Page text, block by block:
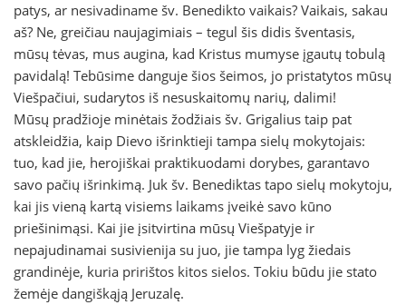
patys, ar nesivadiname šv. Benedikto vaikais? Vaikais, sakau
aš? Ne, greičiau naujagimiais – tegul šis didis šventasis,
mūsų tėvas, mus augina, kad Kristus mumyse įgautų tobulą
pavidalą! Tebūsime danguje šios šeimos, jo pristatytos mūsų
Viešpačiui, sudarytos iš nesuskaitomų narių, dalimi!
Mūsų pradžioje minėtais žodžiais šv. Grigalius taip pat
atskleidžia, kaip Dievo išrinktieji tampa sielų mokytojais:
tuo, kad jie, herojiškai praktikuodami dorybes, garantavo
savo pačių išrinkimą. Juk šv. Benediktas tapo sielų mokytoju,
kai jis vieną kartą visiems laikams įveikė savo kūno
priešinimąsi. Kai jie įsitvirtina mūsų Viešpatyje ir
nepajudinamai susivienija su juo, jie tampa lyg žiedais
grandinėje, kuria pririštos kitos sielos. Tokiu būdu jie stato
žemėje dangiškąją Jeruzalę.